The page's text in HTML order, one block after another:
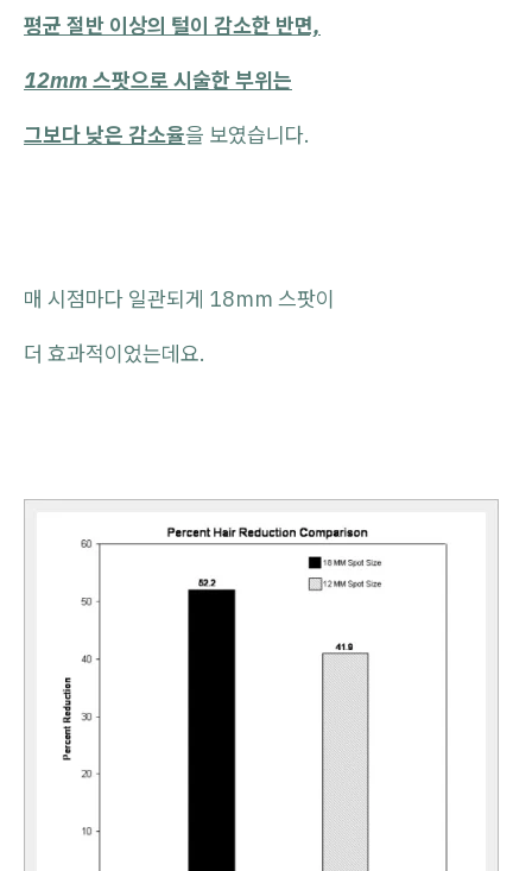
평균 절반 이상의 털이 감소한 반면,
12mm 스팟으로 시술한 부위는
그보다 낮은 감소율을 보였습니다.
매 시점마다 일관되게 18mm 스팟이
더 효과적이었는데요.